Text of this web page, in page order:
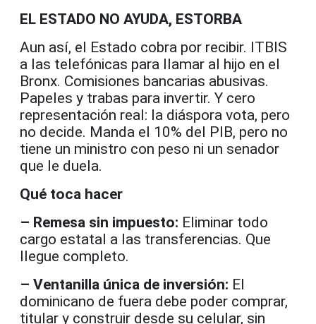
EL ESTADO NO AYUDA, ESTORBA
Aun así, el Estado cobra por recibir. ITBIS
a las telefónicas para llamar al hijo en el
Bronx. Comisiones bancarias abusivas.
Papeles y trabas para invertir. Y cero
representación real: la diáspora vota, pero
no decide. Manda el 10% del PIB, pero no
tiene un ministro con peso ni un senador
que le duela.
Qué toca hacer
– Remesa sin impuesto: Eliminar todo
cargo estatal a las transferencias. Que
llegue completo.
– Ventanilla única de inversión: El
dominicano de fuera debe poder comprar,
titular y construir desde su celular, sin